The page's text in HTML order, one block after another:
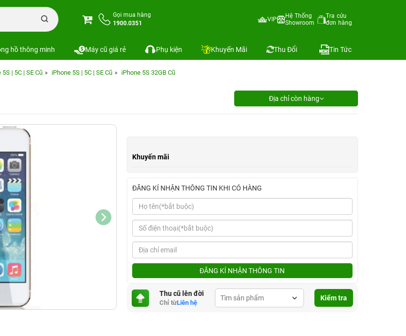
Gọi mua hàng
1900.0351
VIP
Hệ Thống
Showroom
Tra cứu
đơn hàng
hồ thông minh Máy cũ giá rẻ Phụ kiện Khuyến Mãi Thu Đổi Tin Tức
| 5C | SE Cũ iPhone 5S | 5C | SE Cũ iPhone 5S 32GB Cũ
Địa chỉ còn hàng
Khuyến mãi
ĐĂNG KÍ NHẬN THÔNG TIN KHI CÓ HÀNG
ĐĂNG KÍ NHẬN THÔNG TIN
Thu cũ lên đời
Chỉ từLiên hệ
Kiểm tra